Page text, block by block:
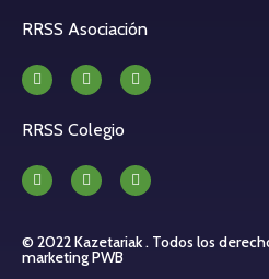
RRSS Asociación
RRSS Colegio
© 2022 Kazetariak . Todos los
marketing PWB